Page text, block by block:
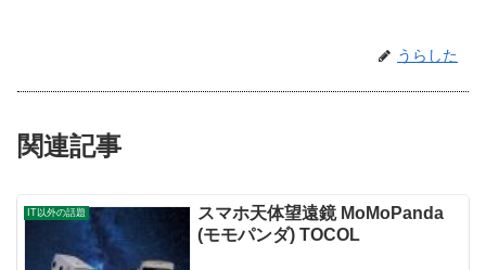
うらした
関連記事
IT以外の話題
スマホ天体望遠鏡 MoMoPanda
(モモパンダ) TOCOL